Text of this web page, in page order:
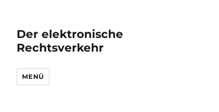
Der elektronische
Rechtsverkehr
MENÜ